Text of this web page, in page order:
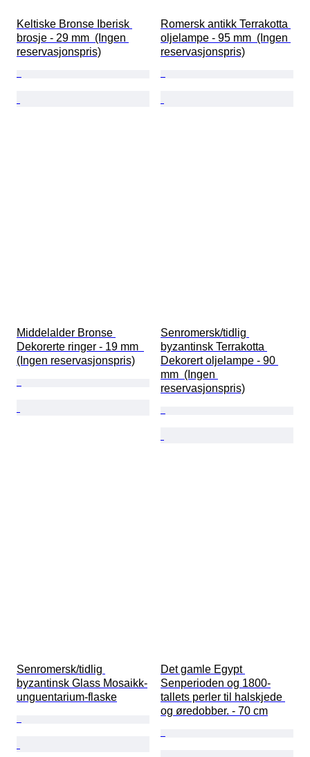
Keltiske Bronse Iberisk
brosje - 29 mm  (Ingen
reservasjonspris)
Romersk antikk Terrakotta
oljelampe - 95 mm  (Ingen
reservasjonspris)
Middelalder Bronse
Dekorerte ringer - 19 mm
(Ingen reservasjonspris)
Senromersk/tidlig
byzantinsk Terrakotta
Dekorert oljelampe - 90
mm  (Ingen
reservasjonspris)
Senromersk/tidlig
byzantinsk Glass Mosaikk-
unguentarium-flaske
Det gamle Egypt
Senperioden og 1800-
tallets perler til halskjede
og øredobber. - 70 cm